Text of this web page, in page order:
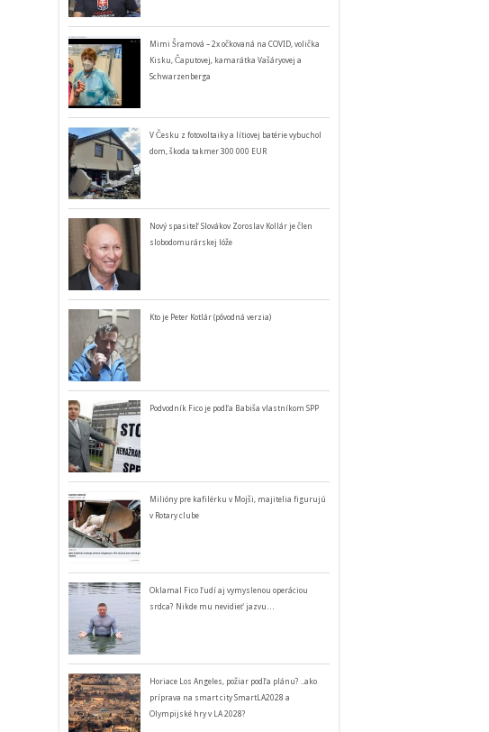
Mimi Šramová – 2x očkovaná na COVID, volička
Kisku, Čaputovej, kamarátka Vašáryovej a
Schwarzenberga
V Česku z fotovoltaiky a lítiovej batérie vybuchol
dom, škoda takmer 300 000 EUR
Nový spasiteľ Slovákov Zoroslav Kollár je člen
slobodomurárskej lóže
Kto je Peter Kotlár (pôvodná verzia)
Podvodník Fico je podľa Babiša vlastníkom SPP
Milióny pre kafilérku v Mojši, majitelia figurujú
v Rotary clube
Oklamal Fico ľudí aj vymyslenou operáciou
srdca? Nikde mu nevidieť jazvu…
Horiace Los Angeles, požiar podľa plánu? ..ako
príprava na smart city SmartLA2028 a
Olympijské hry v LA 2028?